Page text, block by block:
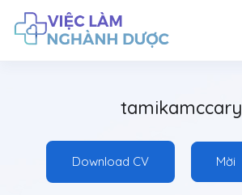
tamikamccary
Download CV Mời